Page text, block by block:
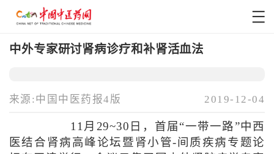
中外专家研讨肾病诊疗和补肾活血法
来源:中国中医药报4版 2019-12-04
11月29~30日，首届“一带一路”中西
医结合肾病高峰论坛暨肾小管-间质疾病专题论